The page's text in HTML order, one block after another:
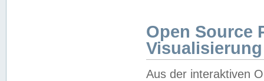
Open Source
Visualisierung
Aus der interaktiven